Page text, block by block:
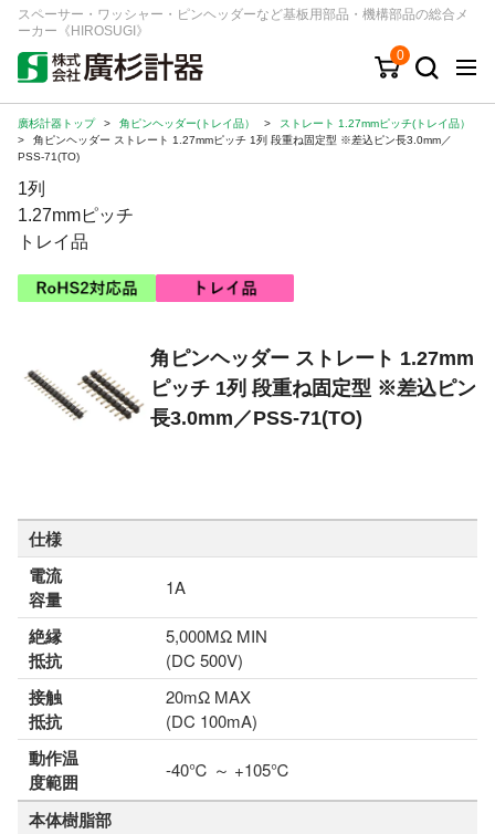
スペーサー・ワッシャー・ピンヘッダーなど基板用部品・機構部品の総合メ
ーカー《HIROSUGI》
0
キーワード 品番/シリーズ
商品カテゴリから探す
ジャンルから探す
シリーズから探す
注文・見積りについて
ご利用ガイド
廣杉計器トップ > 角ピンヘッダー(トレイ品） >
ストレート 1.27mmピッチ(トレイ品）
>
角ピンヘッダー ストレート 1.27mmピッチ 1列 段重ね固定型 ※差込ピン長3.0mm／
PSS-71(TO)
1列
1.27mmピッチ
トレイ品
角ピンヘッダー ストレート 1.27mm
ピッチ 1列 段重ね固定型 ※差込ピン
長3.0mm／PSS-71(TO)
仕様
電流
容量
1A
絶縁
抵抗
5,000MΩ MIN
(DC 500V)
接触
抵抗
20mΩ MAX
(DC 100mA)
動作温
度範囲
-40℃ ～ +105℃
本体樹脂部